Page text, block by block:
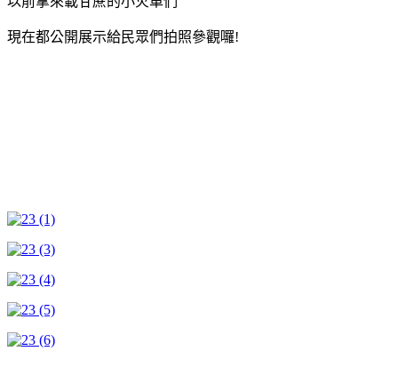
現在都公開展示給民眾們拍照參觀囉!